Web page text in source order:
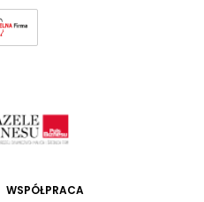
WSPÓŁPRACA